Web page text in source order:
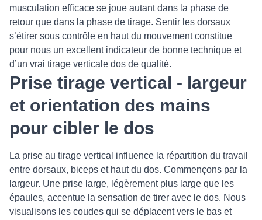
musculation efficace se joue autant dans la phase de
retour que dans la phase de tirage. Sentir les dorsaux
s’étirer sous contrôle en haut du mouvement constitue
pour nous un excellent indicateur de bonne technique et
d’un vrai tirage verticale dos de qualité.
Prise tirage vertical - largeur
et orientation des mains
pour cibler le dos
La prise au tirage vertical influence la répartition du travail
entre dorsaux, biceps et haut du dos. Commençons par la
largeur. Une prise large, légèrement plus large que les
épaules, accentue la sensation de tirer avec le dos. Nous
visualisons les coudes qui se déplacent vers le bas et